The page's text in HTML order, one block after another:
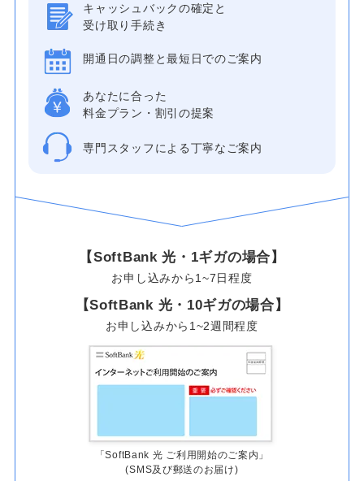
キャッシュバックの確定と
受け取り手続き
開通日の調整と最短日でのご案内
あなたに合った
料金プラン・割引の提案
専門スタッフによる丁寧なご案内
【SoftBank 光・1ギガの場合】
お申し込みから1~7日程度
【SoftBank 光・10ギガの場合】
お申し込みから1~2週間程度
「SoftBank 光 ご利用開始のご案内」
(SMS及び郵送のお届け)